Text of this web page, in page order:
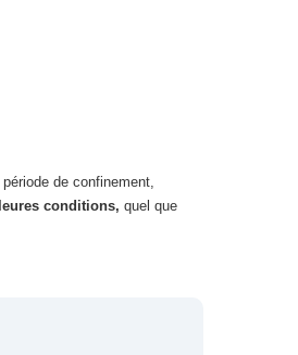
de confinement,
conditions, quel que